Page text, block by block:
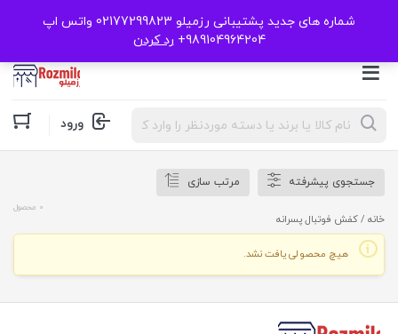
شماره های جدید پشتیبانی رزمیلو 02177299823 واتس اپ
989104964204+
رد کردن
Products
search ورود
جستجوی پیشرفته مرتب سازی
خانه / کفش فوتبال پسرانه
0 محصول
هیچ محصولی یافت نشد.